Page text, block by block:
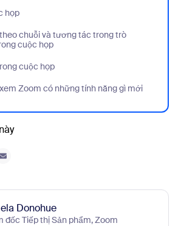
họp họp
chuỗi và tương tác trong trò
cuộc họp
theo chuỗi và tương tác trong trò
cuộc họp
trong cuộc họp
Zoom có những tính năng gì mới
xem Zoom có những tính năng gì mới
Donohue
đốc Tiếp thị Sản phẩm, Zoom